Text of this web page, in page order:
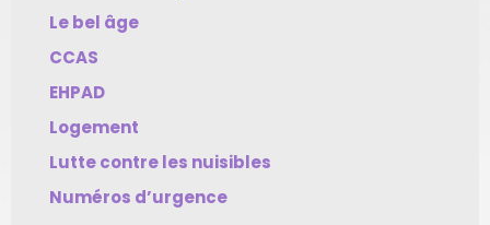
Le bel âge
CCAS
EHPAD
Logement
Lutte contre les nuisibles
Numéros d’urgence